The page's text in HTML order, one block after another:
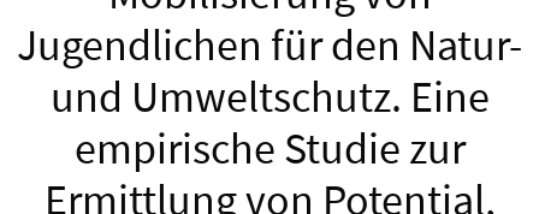
Jugendlichen für den Natur-
und Umweltschutz. Eine
empirische Studie zur
Ermittlung von Potential,